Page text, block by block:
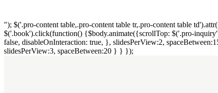
"); $('.pro-content table,.pro-content table tr,.pro-content table
$('.book').click(function() {$body.animate({scrollTop: $('.pro-
false, disableOnInteraction: true, }, slidesPerView:2,
slidesPerView:3, spaceBetween:20 } } });